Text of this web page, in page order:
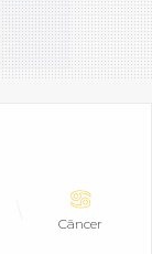
Câncer